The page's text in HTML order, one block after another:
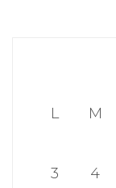
L M
3
4